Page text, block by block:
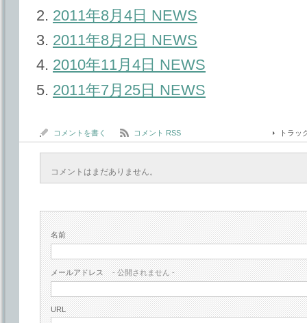
2011年8月4日 NEWS
2011年8月2日 NEWS
2010年11月4日 NEWS
2011年7月25日 NEWS
コメントを書く コメント RSS トラ
コメントはまだありません。
名前
メールアドレス - 公開されません -
URL